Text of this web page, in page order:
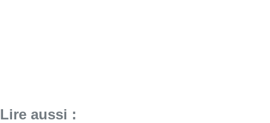
Lire aussi :